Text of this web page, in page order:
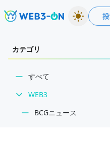
カテゴリ
すべて
WEB3
BCGニュース